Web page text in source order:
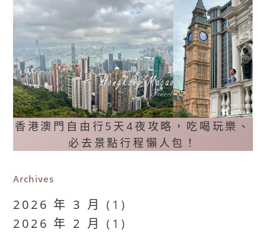
香港澳門自由行5天4夜攻略，吃喝玩樂、
必去景點行程懶人包！
Archives
2026 年 3 月 (1)
2026 年 2 月 (1)